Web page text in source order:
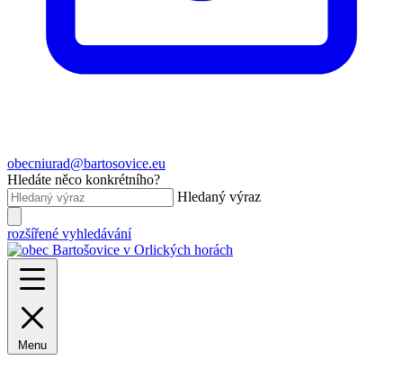
obecniurad@bartosovice.eu
Hledáte něco konkrétního?
Hledaný výraz
rozšířené vyhledávání
Menu